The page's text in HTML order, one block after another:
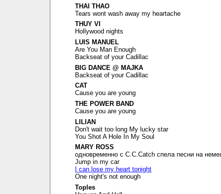
THAI THAO
Tears wont wash away my heartache
THUY VI
Hollywood nights
LUIS MANUEL
Are You Man Enough
Backseat of your Cadillac
BIG DANCE @ MAJKA
Backseat of your Cadillac
CAT
Cause you are young
THE POWER BAND
Cause you are young
LILIAN
Don't wait too long My lucky star
You Shot A Hole In My Soul
MARY ROSS
одновременно с C.C.Catch спела песни на
Jump in my car
I can lose my heart tonight
One night's not enough
Toples